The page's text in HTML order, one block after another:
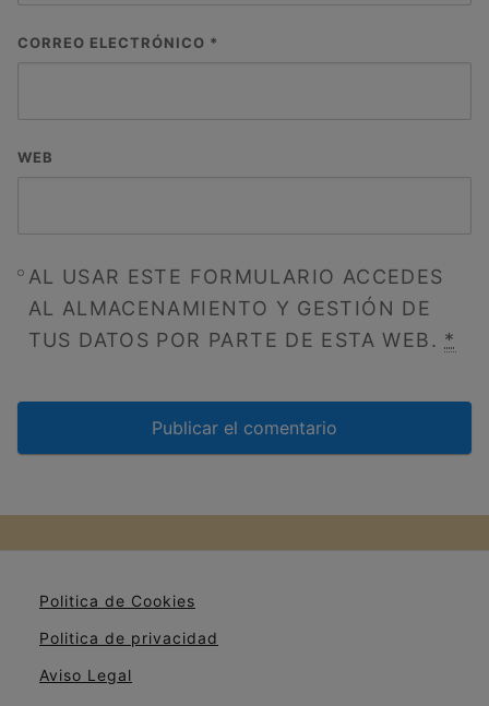
CORREO ELECTRÓNICO *
WEB
AL USAR ESTE FORMULARIO ACCEDES
AL ALMACENAMIENTO Y GESTIÓN DE
TUS DATOS POR PARTE DE ESTA WEB. *
Politica de Cookies
Politica de privacidad
Aviso Legal